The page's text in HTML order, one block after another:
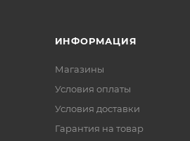
ИНФОРМАЦИЯ
Магазины
Условия оплаты
Условия доставки
Гарантия на товар